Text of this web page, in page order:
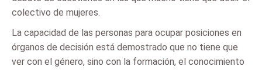
colectivo de mujeres.
La capacidad de las personas para ocupar posiciones en
órganos de decisión está demostrado que no tiene que
ver con el género, sino con la formación, el conocimiento